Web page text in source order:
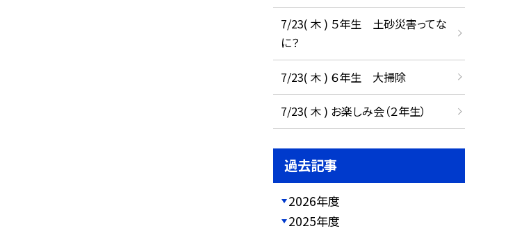
7/23( 木 ) ５年生 土砂災害ってな
に？
7/23( 木 ) ６年生 大掃除
7/23( 木 ) お楽しみ会（２年生）
過去記事
2026年度
2025年度